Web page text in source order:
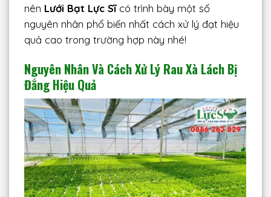
nên Lưới Bạt Lực Sĩcó trình bày một số
nguyên nhân phổ biến nhất cách xử lý đạt hiệu
quả cao trong trường hợp này nhé!
Nguyên Nhân Và Cách Xử Lý Rau Xà Lách Bị
Đắng Hiệu Quả